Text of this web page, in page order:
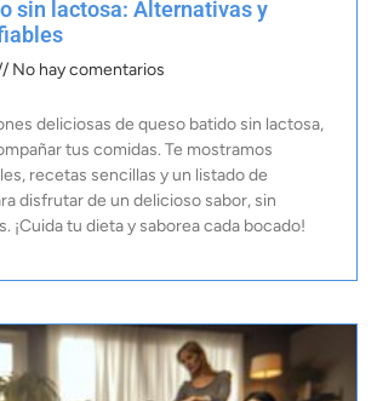
sin lactosa: Alternativas y
No hay comentarios
deliciosas de queso batido sin lactosa,
tus comidas. Te mostramos
recetas sencillas y un listado de
disfrutar de un delicioso sabor, sin
¡Cuida tu dieta y saborea cada bocado!